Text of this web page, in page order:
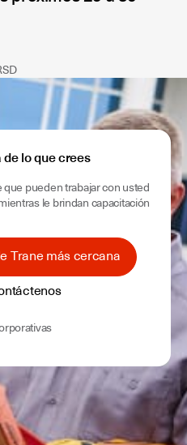
de lo que crees
que pueden trabajar con usted
le brindan capacitación
Trane más cercana